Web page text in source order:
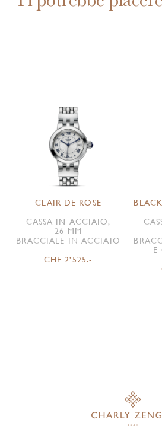
CLAIR DE ROSE
CASSA IN ACCIAIO,
26 MM
BRACCIALE IN ACCIAIO
CHF 2'525.-
E